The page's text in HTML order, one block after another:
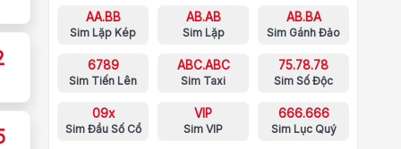
AA.BB
Sim Lặp Kép
AB.AB
Sim Lặp
AB.BA
Sim Gánh Đảo
6789
Sim Tiến Lên
ABC.ABC
Sim Taxi
75.78.78
Sim Số Độc
09x
Sim Đầu Số Cổ
VIP
Sim VIP
666.666
Sim Lục Quý